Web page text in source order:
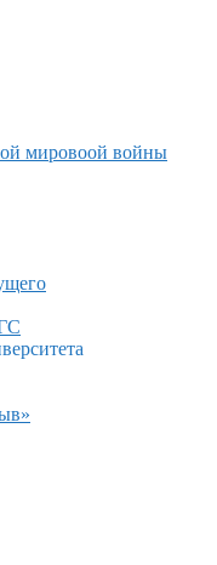
мировоой войны